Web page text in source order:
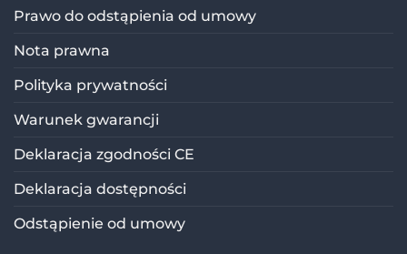
Rating: 5/5
Bardzo świetnie sprawdziły się na festiwalu,
Tue Aug 20 2024 06:52:08 GMT+0000 (Coordinated
Prawo do odstąpienia od umowy
Nota prawna
Polityka prywatności
Warunek gwarancji
Deklaracja zgodności CE
Deklaracja dostępności
Odstąpienie od umowy